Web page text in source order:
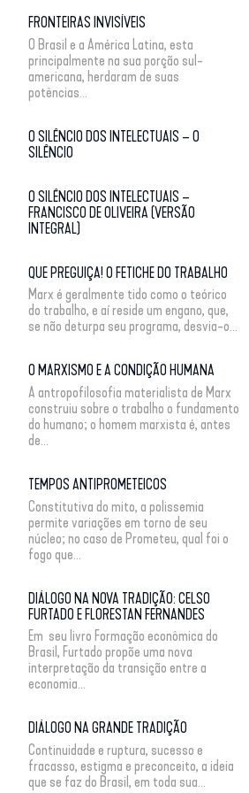
FRONTEIRAS INVISÍVEIS
O Brasil e a América Latina, esta
principalmente na sua porção sul-
americana, herdaram de suas
potências...
O SILÊNCIO DOS INTELECTUAIS – O
SILÊNCIO
O SILÊNCIO DOS INTELECTUAIS –
FRANCISCO DE OLIVEIRA (VERSÃO
INTEGRAL)
QUE PREGUIÇA! O FETICHE DO TRABALHO
Marx é geralmente tido como o teórico
do trabalho, e aí reside um engano, que,
se não deturpa seu programa, desvia-o...
O MARXISMO E A CONDIÇÃO HUMANA
A antropofilosofia materialista de Marx
construiu sobre o trabalho o fundamento
do humano; o homem marxista é, antes
de...
TEMPOS ANTIPROMETEICOS
Constitutiva do mito, a polissemia
permite variações em torno de seu
núcleo; no caso de Prometeu, qual foi o
fogo que...
DIÁLOGO NA NOVA TRADIÇÃO: CELSO
FURTADO E FLORESTAN FERNANDES
Em seu livro Formação econômica do
Brasil, Furtado propõe uma nova
interpretação da transição entre a
economia...
DIÁLOGO NA GRANDE TRADIÇÃO
Continuidade e ruptura, sucesso e
fracasso, estigma e preconceito, a ideia
que se faz do Brasil, em toda sua...